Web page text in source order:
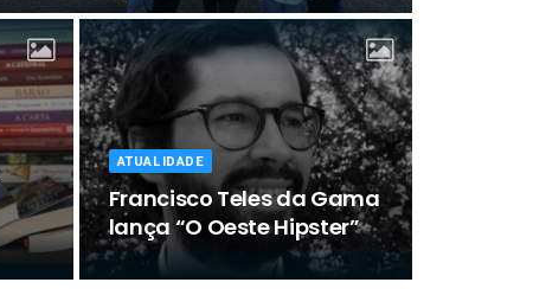
ATUALIDADE
Francisco Teles da Gama
lança “O Oeste Hipster”